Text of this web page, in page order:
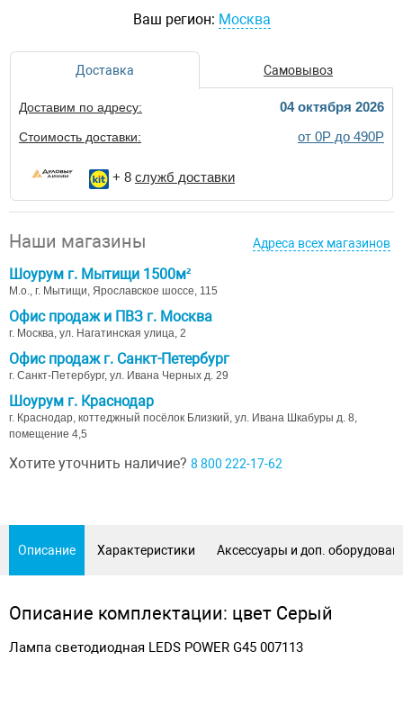
Ваш регион: Москва
Доставка Самовывоз
Доставим по адресу: 04 октября 2026
Стоимость доставки: от 0Р до 490Р
+ 8 служб доставки
Наши магазины Адреса всех магазинов
Шоурум г. Мытищи 1500м²
М.о., г. Мытищи, Ярославское шоссе, 115
Офис продаж и ПВЗ г. Москва
г. Москва, ул. Нагатинская улица, 2
Офис продаж г. Санкт-Петербург
г. Санкт-Петербург, ул. Ивана Черных д. 29
Шоурум г. Краснодар
г. Краснодар, коттеджный посёлок Близкий, ул. Ивана Шкабуры д. 8,
помещение 4,5
Хотите уточнить наличие? 8 800 222-17-62
Описание Характеристики Аксессуары и доп.
Описание комплектации: цвет Серый
Лампа светодиодная LEDS POWER G45 007113